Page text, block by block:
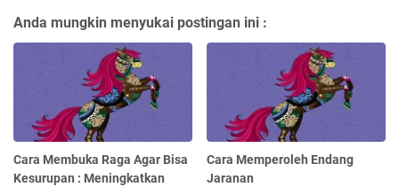
Anda mungkin menyukai postingan ini :
Cara Membuka Raga Agar Bisa
Kesurupan : Meningkatkan
Cara Memperoleh Endang
Jaranan